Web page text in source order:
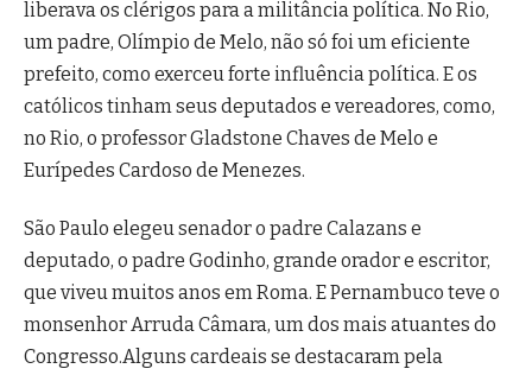
liberava os clérigos para a militância política. No Rio,
um padre, Olímpio de Melo, não só foi um eficiente
prefeito, como exerceu forte influência política. E os
católicos tinham seus deputados e vereadores, como,
no Rio, o professor Gladstone Chaves de Melo e
Eurípedes Cardoso de Menezes.
São Paulo elegeu senador o padre Calazans e
deputado, o padre Godinho, grande orador e escritor,
que viveu muitos anos em Roma. E Pernambuco teve o
monsenhor Arruda Câmara, um dos mais atuantes do
Congresso.Alguns cardeais se destacaram pela